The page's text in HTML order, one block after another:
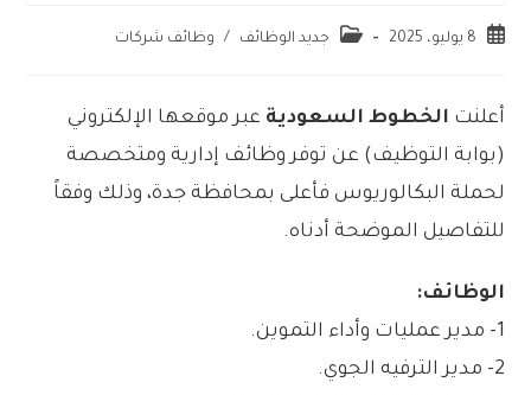
8 يوليو، 2025 جديد الوظائف / وظائف شركات
أعلنت الخطوط السعودية عبر موقعها الإلكتروني
(بوابة التوظيف) عن توفر وظائف إدارية ومتخصصة
لحملة البكالوريوس فأعلى بمحافظة جدة، وذلك وفقاً
للتفاصيل الموضحة أدناه.
الوظائف:
1- مدير عمليات وأداء التموين.
2- مدير الترفيه الجوي.